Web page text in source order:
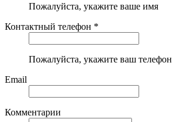
Пожалуйста, укажите ваше имя
Контактный телефон *
Пожалуйста, укажите ваш телефон
Email
Комментарии